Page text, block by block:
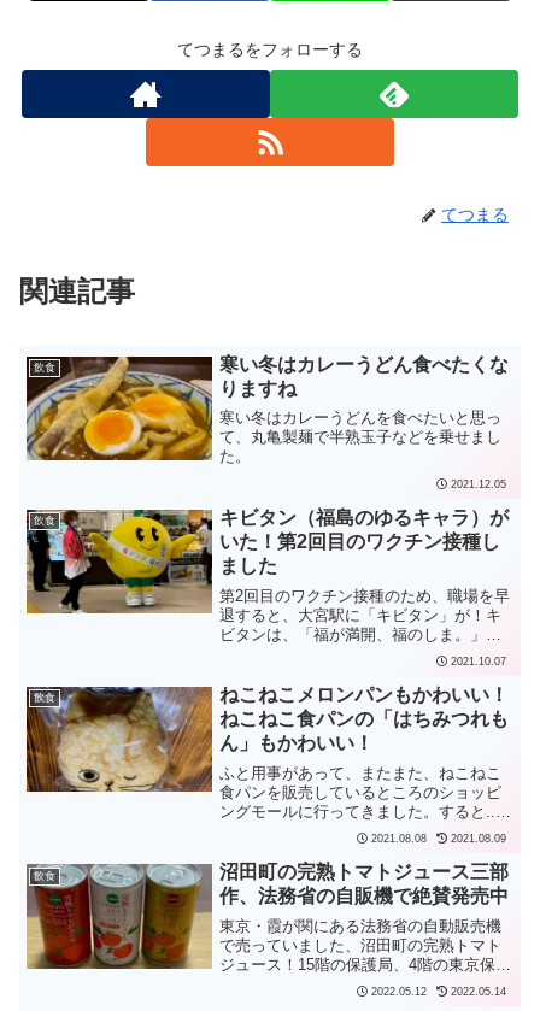
てつまるをフォローする
てつまる
関連記事
飲食
寒い冬はカレーうどん食べたくな
りますね
寒い冬はカレーうどんを食べたいと思っ
て、丸亀製麺で半熟玉子などを乗せまし
た。
2021.12.05
飲食
キビタン（福島のゆるキャラ）が
いた！第2回目のワクチン接種し
ました
第2回目のワクチン接種のため、職場を早
退すると、大宮駅に「キビタン」が！キ
ビタンは、「福が満開、福のしま。」と
いうたすきをかけていました。体が黄色
くて丸いのですが、きびだんごではなく
て、福島県の鳥「キビタキ」がモチーフ
だそうです。福島と山形...
2021.10.07
飲食
ねこねこメロンパンもかわいい！
ねこねこ食パンの「はちみつれも
ん」もかわいい！
ふと用事があって、またまた、ねこねこ
食パンを販売しているところのショッピ
ングモールに行ってきました。すると...
ねこねこメロンパンがお出迎え！（この
前行ったときにも、いたのですが）ボロ
ボロこぼれて食べるのは大変でしたが、
美味しゅうございまし...
2021.08.08 2021.08.09
飲食
沼田町の完熟トマトジュース三部
作、法務省の自販機で絶賛発売中
東京・霞が関にある法務省の自動販売機
で売っていました、沼田町の完熟トマト
ジュース！15階の保護局、4階の東京保護
観察所、いずれもエレベーターを降りた
2022.05.12 2022.05.14